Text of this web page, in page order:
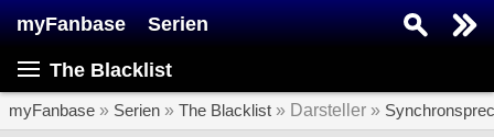
myFanbase Serien
The Blacklist
myFanbase » Serien » The Blacklist » Darsteller »
SERIEN